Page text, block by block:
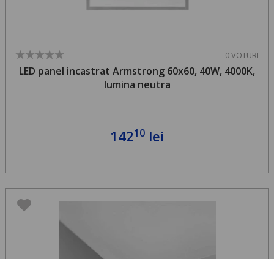
0 VOTURI
LED panel incastrat Armstrong 60x60, 40W, 4000K,
lumina neutra
14210 lei